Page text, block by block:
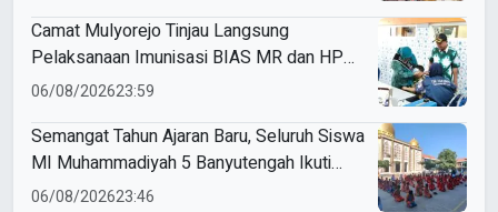
Camat Mulyorejo Tinjau Langsung
Pelaksanaan Imunisasi BIAS MR dan HPV
di SD Muhammadiyah 18 Surabaya
06/08/202623:59
Semangat Tahun Ajaran Baru, Seluruh Siswa
MI Muhammadiyah 5 Banyutengah Ikuti
Latihan Tapak Suci Perdana
06/08/202623:46